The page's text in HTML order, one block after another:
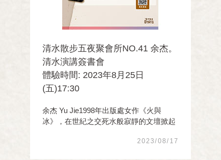
清水散步五夜聚會所NO.41 余杰。
清水演講簽書會
體驗時間: 2023年8月25日
(五)17:30
余杰 Yu Jie1998年出版處女作《火與
冰》，在世紀之交死水般寂靜的文壇掀起
年1月，攜妻兒赴美，拋棄如同「動物農
2023/08/17